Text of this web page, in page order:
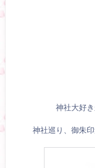
神社大好
神社巡り、御朱